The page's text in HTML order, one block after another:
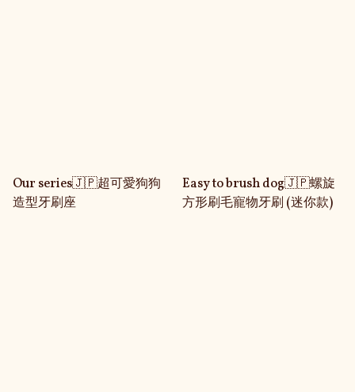
Our series🇯🇵超可愛狗狗
造型牙刷座
Easy to brush dog🇯🇵螺旋
方形刷毛寵物牙刷 (迷你款)